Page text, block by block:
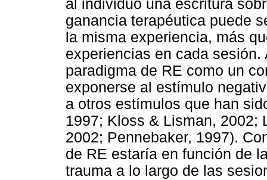
al individuo una escritura
ganancia terapéutica puede
la misma experiencia, más
experiencias en cada
paradigma de RE como un
exponerse al estímulo
a otros estímulos que han
1997; Kloss & Lisman, 2002;
2002; Pennebaker, 1997).
de RE estaría en función de
trauma a lo largo de las